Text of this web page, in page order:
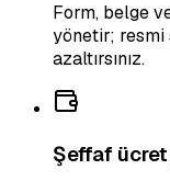
Form, belge
yönetir; resmi
azaltırsınız.
Şeffaf ücret